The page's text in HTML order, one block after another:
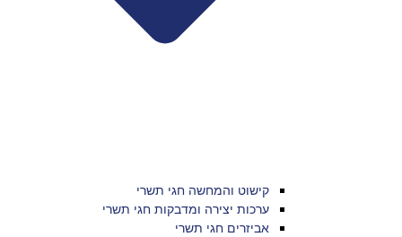
קישוט והמחשה חגי תשרי
ערכות יצירה ומדבקות חגי תשרי
אביזרים חגי תשרי